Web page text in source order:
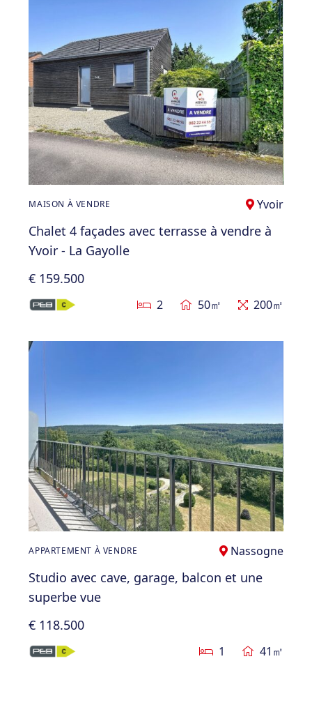
MAISON À VENDRE Yvoir
Chalet 4 façades avec terrasse à vendre à
Yvoir - La Gayolle
€ 159.500
2 50㎡ 200㎡
APPARTEMENT À VENDRE Nassogne
Studio avec cave, garage, balcon et une
superbe vue
€ 118.500
1 41㎡